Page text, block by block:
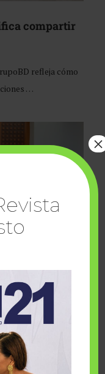
compartir
refleja cómo
…
A-Wish
×